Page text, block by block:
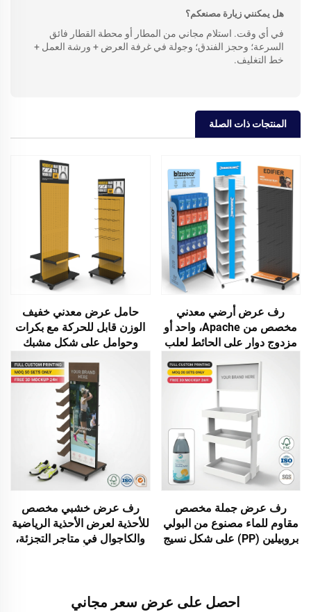
هل يمكنني زيارة مصنعكم؟
في أي وقت. استلام مجاني من المطار أو محطة القطار فائق
السرعة؛ وحجز الفندق؛ وجولة في غرفة العرض + ورشة العمل +
خط التغليف.
المنتجات ذات الصلة
حامل عرض معدني خفيف
الوزن قابل للحركة مع بكرات
وحوامل على شكل مشبك
المحمولة، قائم على الأرض،
مزود بخطافات لمتجر
رف عرض أرضي معدني
مخصص من Apache، واحد أو
مزدوج دوار على الحائط لعلب
الهواتف وكابلات USB وبنك
الطاقة
رف عرض خشبي مخصص
للأحذية لعرض الأحذية الرياضية
والكاجوال في متاجر التجزئة،
رف عرض جملة مخصص
مقاوم للماء مصنوع من البولي
بروبيلين (PP) على شكل نسيج
الترطيب، ورف أرضي صديق
احصل على عرض سعر مجاني